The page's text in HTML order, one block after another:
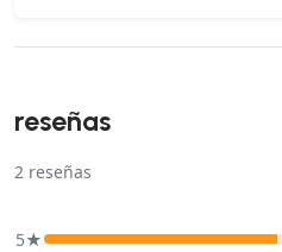
reseñas
2 reseñas
5★